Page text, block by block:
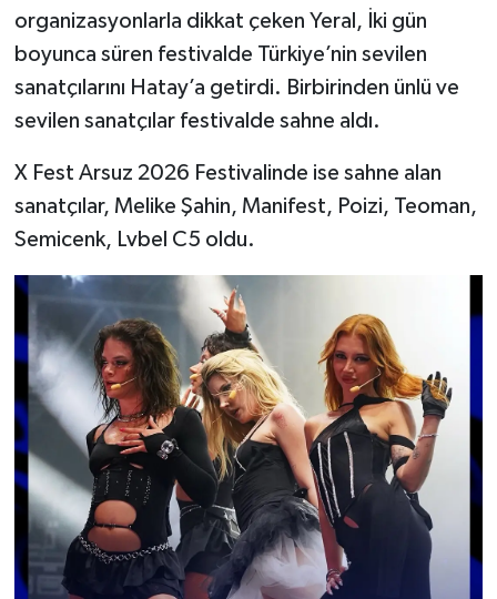
organizasyonlarla dikkat çeken Yeral, İki gün
boyunca süren festivalde Türkiye’nin sevilen
sanatçılarını Hatay’a getirdi. Birbirinden ünlü ve
sevilen sanatçılar festivalde sahne aldı.
X Fest Arsuz 2026 Festivalinde ise sahne alan
sanatçılar, Melike Şahin, Manifest, Poizi, Teoman,
Semicenk, Lvbel C5 oldu.